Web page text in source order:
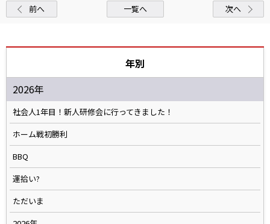
前へ 一覧へ 次へ
年別
2026年
社会人1年目！新人研修会に行ってきました！
ホーム戦初勝利
BBQ
運拾い?
ただいま